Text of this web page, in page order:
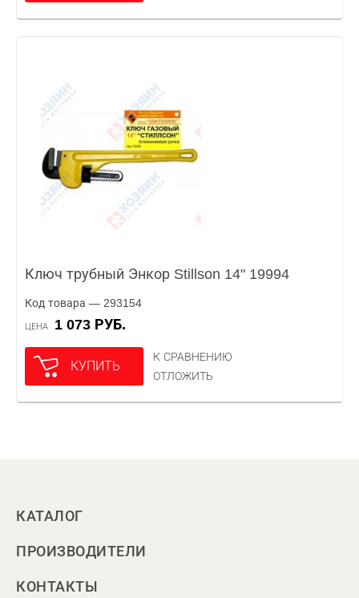
Ключ трубный Энкор Stillson 14" 19994
Код товара — 293154
ЦЕНА 1 073 РУБ.
КУПИТЬ
К СРАВНЕНИЮ
ОТЛОЖИТЬ
КАТАЛОГ
ПРОИЗВОДИТЕЛИ
КОНТАКТЫ